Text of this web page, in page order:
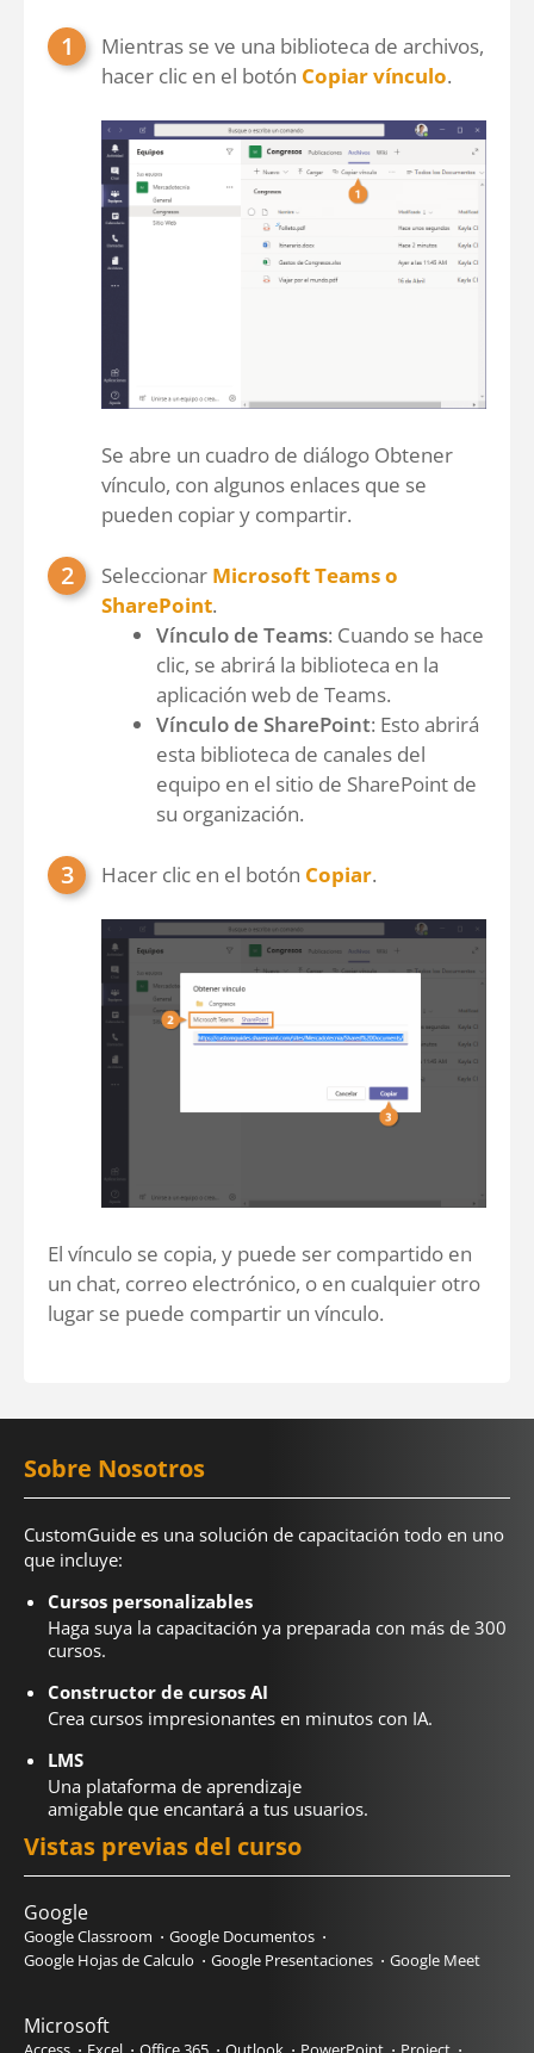
Mientras se ve una biblioteca de archivos,
hacer clic en el botón Copiar vínculo.
Se abre un cuadro de diálogo Obtener
vínculo, con algunos enlaces que se
pueden copiar y compartir.
Seleccionar Microsoft Teams o
SharePoint.
Vínculo de Teams: Cuando se hace
clic, se abrirá la biblioteca en la
aplicación web de Teams.
Vínculo de SharePoint: Esto abrirá
esta biblioteca de canales del
equipo en el sitio de SharePoint de
su organización.
Hacer clic en el botón Copiar.
El vínculo se copia, y puede ser compartido en
un chat, correo electrónico, o en cualquier otro
lugar se puede compartir un vínculo.
Sobre Nosotros
CustomGuide es una solución de capacitación todo en uno
que incluye:
Cursos personalizables
Haga suya la capacitación ya preparada con más de 300
cursos.
Constructor de cursos AI
Crea cursos impresionantes en minutos con IA.
LMS
Una plataforma de aprendizaje
amigable que encantará a tus usuarios.
Vistas previas del curso
Google
Google Classroom
Google Documentos
Google Hojas de Calculo
Google Presentaciones Google Meet
Microsoft